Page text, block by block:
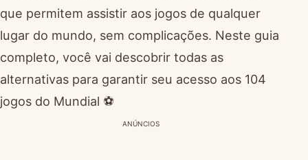
que permitem assistir aos jogos de qualquer
lugar do mundo, sem complicações. Neste guia
completo, você vai descobrir todas as
alternativas para garantir seu acesso aos 104
jogos do Mundial ⚽
ANÚNCIOS